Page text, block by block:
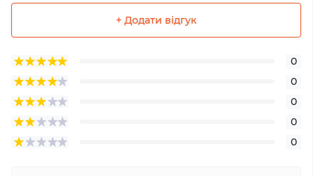
+ Додати відгук
0
0
0
0
0